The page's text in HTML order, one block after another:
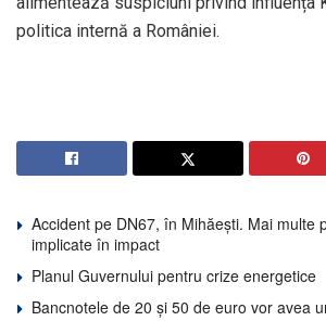
politica internă a României.
Accident pe DN67, în Mihăești. Mai multe
implicate în impact
Planul Guvernului pentru crize energetice
Bancnotele de 20 și 50 de euro vor avea